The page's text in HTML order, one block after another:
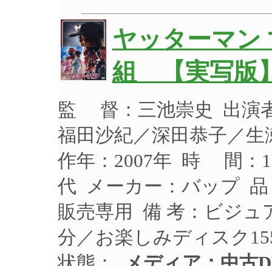
ヤッターマ
組 【実写版
監 督：三池崇史 出演
福田沙紀／深田恭子／
作年：2007年 時 間：
代 メーカー：バップ
販売専用 備 考：ビジュ
分／お楽しみディスク